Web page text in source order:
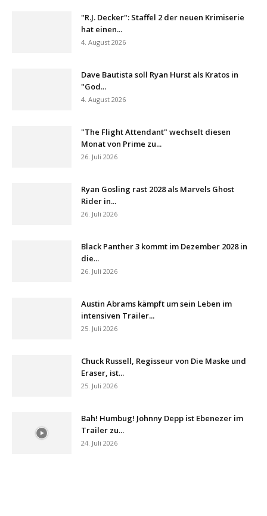
"R.J. Decker": Staffel 2 der neuen Krimiserie
hat einen...
4. August 2026
Dave Bautista soll Ryan Hurst als Kratos in
"God...
4. August 2026
"The Flight Attendant" wechselt diesen
Monat von Prime zu...
26. Juli 2026
Ryan Gosling rast 2028 als Marvels Ghost
Rider in...
26. Juli 2026
Black Panther 3 kommt im Dezember 2028 in
die...
26. Juli 2026
Austin Abrams kämpft um sein Leben im
intensiven Trailer...
25. Juli 2026
Chuck Russell, Regisseur von Die Maske und
Eraser, ist...
25. Juli 2026
Bah! Humbug! Johnny Depp ist Ebenezer im
Trailer zu...
24. Juli 2026